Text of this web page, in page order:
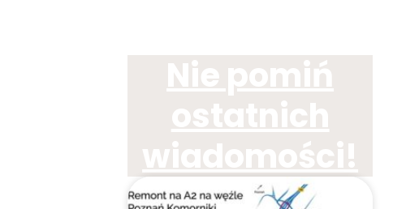
Nie pomiń
ostatnich
wiadomości!